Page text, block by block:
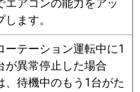
エアコンの能力をアッ
します。
ーテーション運転中に1
が異常停止した場合
、待機中のもう1台がた